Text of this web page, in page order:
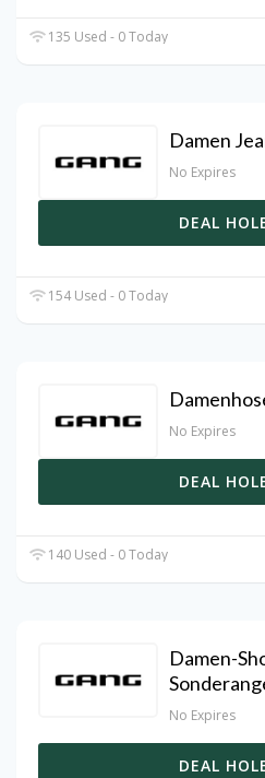
135 Used - 0 Today
Damen
No Expires
DEAL
154 Used - 0 Today
No Expires
DEAL
140 Used - 0 Today
Damen-
No Expires
DEAL